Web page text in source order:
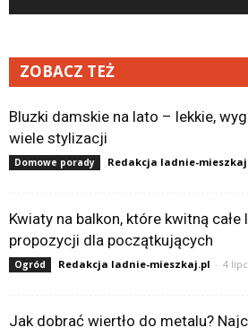
ZOBACZ TEŻ
Bluzki damskie na lato – lekkie,
wiele stylizacji
Domowe porady Redakcja ladnie-
Kwiaty na balkon, które kwitną
propozycji dla początkujących
Ogród Redakcja ladnie-mieszkaj.pl - 4
Jak dobrać wiertło do metalu?